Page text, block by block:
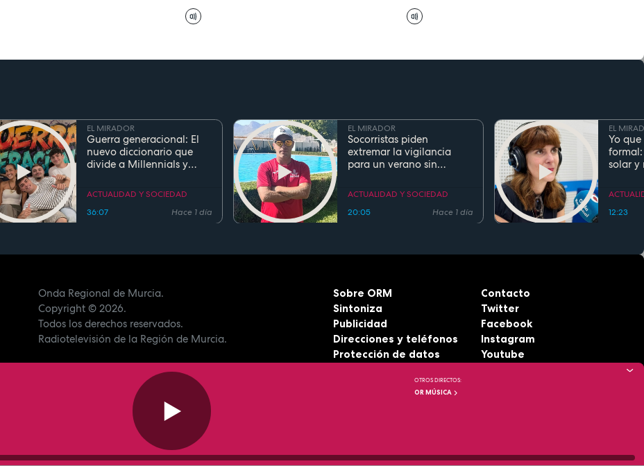
EL MIRADOR
Guerra generacional: El
nuevo diccionario que
divide a Millennials y
ACTUALIDAD Y SOCIEDAD
36:07
Hace 1 día
EL MIRADOR
Socorristas piden
extremar la vigilancia
para un verano sin
regla de los 5 segundos
ACTUALIDAD Y SOCIEDAD
20:05
Hace 1 día
EL
Yo
solar y
12:23
Onda Regional de Murcia.
Copyright© 2026.
Todos los derechos reservados.
Radiotelevisión de la Región de Murcia.
Sobre ORM
Sintoniza
Publicidad
Direcciones y teléfonos
Protección de datos
Contacto
Twitter
Facebook
Instagram
Youtube
OTROS DIRECTOS:
OR MÚSICA